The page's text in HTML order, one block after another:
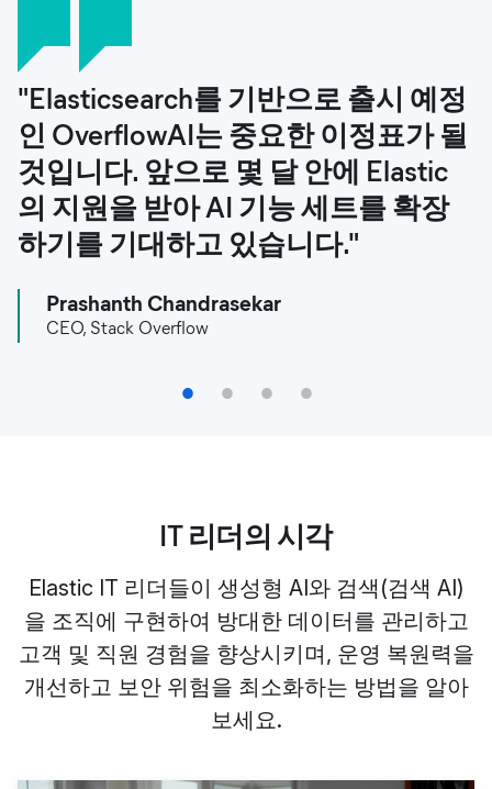
"Elasticsearch를 기반으로 출시 예정
인 OverflowAI는 중요한 이정표가 될
것입니다. 앞으로 몇 달 안에 Elastic
의 지원을 받아 AI 기능 세트를 확장
하기를 기대하고 있습니다."
Prashanth Chandrasekar
CEO, Stack Overflow
"외부 LLM에 대한 관련 컨텍스트를
식별하기 위해 시맨틱 검색을 효과적
으로 활용하는 것이 RAG 솔루션의 핵
심입니다. 자체 벡터 기반 검색 엔진
을 구축하지 않고 Elastic을 사용함으
로써 상당한 시간과 자원을 절약할 수
있었습니다."
"임상의들은 Elastic 기반 CogStack
을 사용하는 것을 정말 좋아합니다.
코딩이나 전문 데이터 기술을 사용하
지 않고도 글을 쓰고 말하는 방식으로
검색할 수 있습니다."
Professor James Teo
AI 및 데이터 임상 책임자, 킹스 칼리지 병원 신경과 교수
"Elastic을 사용하면 책임감 있는 AI와
혁신을 동시에 촉진할 수 있습니다.
이는 고객이 규정을 준수하고, 더 빠
르게 대응하며, 내부 위험을 완화할
수 있음을 의미합니다."
Vishaal Venkatesh
생성형 AI 매니저, Ernst & Young
1 2 3 4
IT 리더의 시각
Elastic IT 리더들이 생성형 AI와 검색(검색 AI)
을 조직에 구현하여 방대한 데이터를 관리하고
고객 및 직원 경험을 향상시키며, 운영 복원력을
개선하고 보안 위험을 최소화하는 방법을 알아
보세요.